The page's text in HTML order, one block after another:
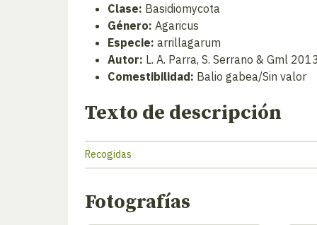
Clase: Basidiomycota
Género: Agaricus
Especie: arrillagarum
Autor: L. A. Parra, S. Serrano & Gml
Comestibilidad: Balio gabea/Sin valor
Texto de descripción
Recogidas
Fotografías